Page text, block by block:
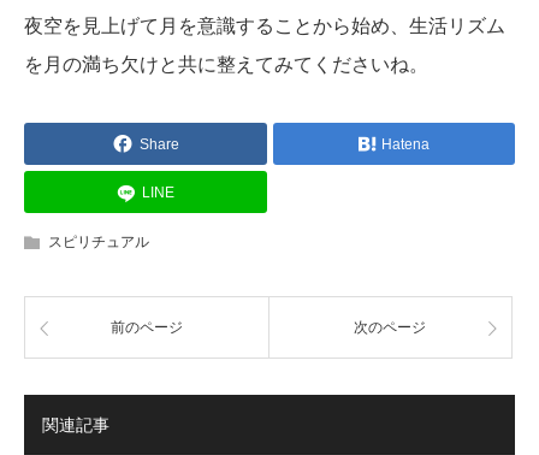
夜空を見上げて月を意識することから始め、生活リズム
を月の満ち欠けと共に整えてみてくださいね。
Share Hatena
LINE
スピリチュアル
前のページ 次のページ
関連記事